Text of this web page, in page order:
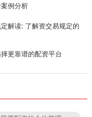
例分析
解读: 了解资交易规定的
更靠谱的配资平台